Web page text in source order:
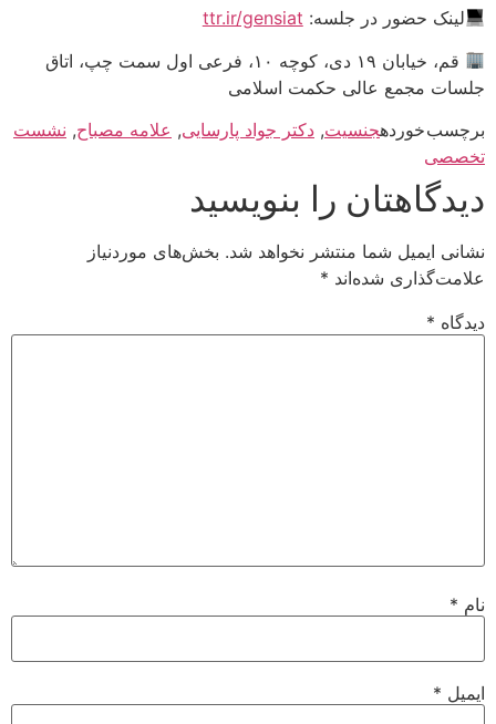
لینک حضور در جلسه: ttr.ir/gensiat
قم، خیابان ۱۹ دی، کوچه ۱۰، فرعی اول سمت چپ، اتاق
جلسات مجمع عالی حکمت اسلامی
برچسب خوردهجنسیت, دکتر جواد پارسایی, علامه مصباح, نشست
تخصصی
دیدگاهتان را بنویسید
نشانی ایمیل شما منتشر نخواهد شد. بخش‌های موردنیاز
علامت‌گذاری شده‌اند *
دیدگاه *
نام *
ایمیل *